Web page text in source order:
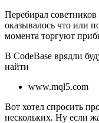
Перебирал
оказывалось что или
момента торгуют
В CodeBase врядли
найти
www.mql5.com
Вот хотел спросить
нескольких. Ну если